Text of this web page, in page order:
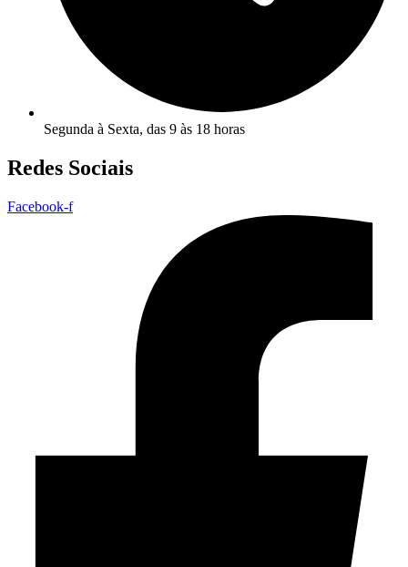
Segunda à Sexta, das 9 às 18 horas
Redes Sociais
Facebook-f